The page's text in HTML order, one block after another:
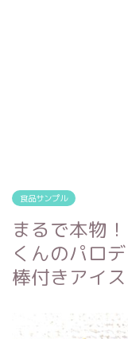
食品サンプル
まるで本物
くんのパロ
棒付きアイ